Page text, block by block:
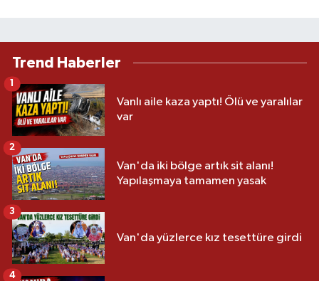
Trend Haberler
Vanlı aile kaza yaptı! Ölü ve yaralılar
var
1
Van'da iki bölge artık sit alanı!
Yapılaşmaya tamamen yasak
2
Van'da yüzlerce kız tesettüre girdi
3
4